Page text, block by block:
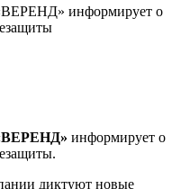
информирует о
информирует о
диктуют новые